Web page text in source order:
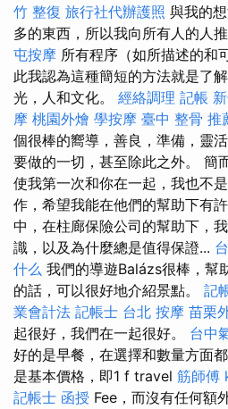
竹 整復 旅行社代辦護照 與我的
多的東西，所以我向所有人的人
屯按摩 所有程序（如所描述的和
此我認為這種簡短的方法就是了
光，人和文化。 經絡調理 記帳
摩 桃園外燴 學按摩 臺中 整骨 推
個很棒的嚮導，善良，準備，靈
要做的一切，甚至除此之外。 簡
使我第一次和你在一起，我也不
作，希望我能在他們的幫助下有
中，在柱廊保險公司的幫助下，
識，以及為什麼總是值得保證...
什么 我們的導遊Balázs很棒，幫
的話，可以很好地介紹景點。 記
業會計法 記帳士 台北 按摩 苗栗
起很好，我們在一起很好。 台中
好的是早餐，在選擇和數量方面
是基本價格，即1 f travel 筋師傅
記帳士 函授 Fee，而沒有任何額